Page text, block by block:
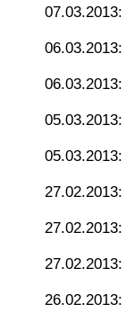
07.03.2013:
06.03.2013:
06.03.2013:
05.03.2013:
05.03.2013:
27.02.2013:
27.02.2013:
27.02.2013:
26.02.2013: